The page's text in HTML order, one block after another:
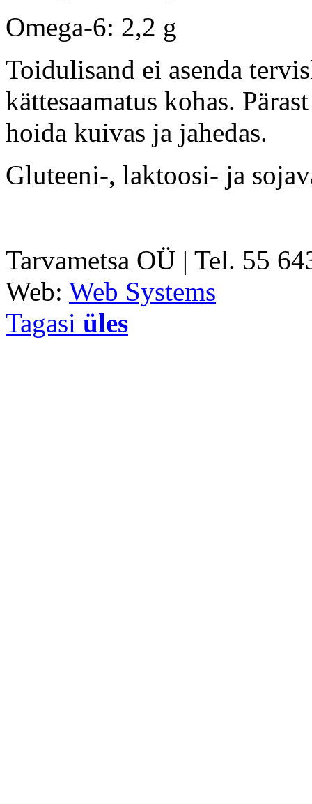
Omega-6: 2,2 g
Toidulisand ei asenda
kättesaamatus kohas.
hoida kuivas ja jahedas.
Gluteeni-, laktoosi- ja
Tarvametsa OÜ | Tel. 55
Web: Web Systems
Tagasi üles